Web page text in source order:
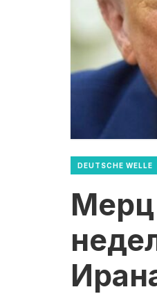
DEUTSCHE WELLE
Мерц